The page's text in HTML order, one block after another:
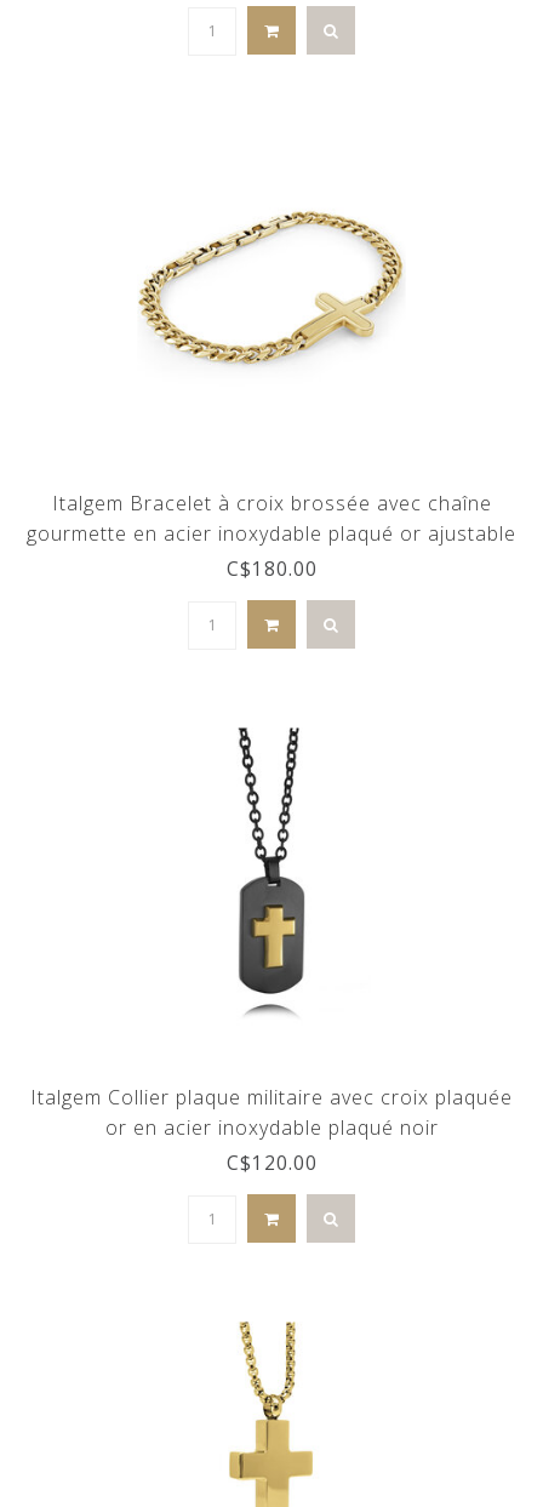
Italgem Bracelet à croix brossée avec chaîne
gourmette en acier inoxydable plaqué or ajustable
C$180.00
Italgem Collier plaque militaire avec croix plaquée
or en acier inoxydable plaqué noir
C$120.00